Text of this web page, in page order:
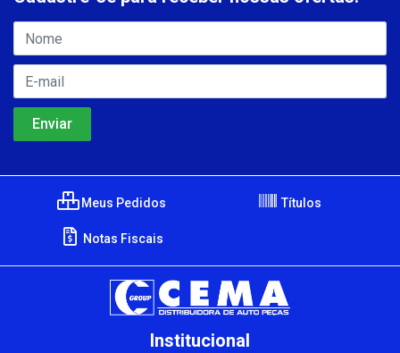
Meus Pedidos Títulos
Notas Fiscais
Institucional